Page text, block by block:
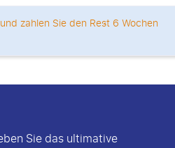
zahlen Sie den Rest 6 Wochen
Sie das ultimative